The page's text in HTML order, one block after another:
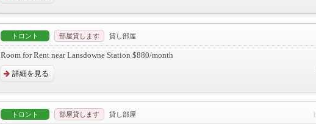
トロント 部屋貸します 貸し部屋
Room for Rent near Lansdowne Station $880/month
詳細を見る
トロント 部屋貸します 貸し部屋